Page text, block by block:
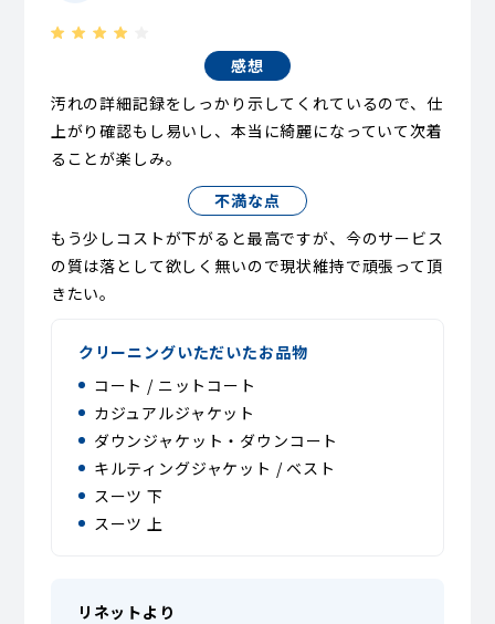
感想
汚れの詳細記録をしっかり示してくれているので、仕
上がり確認もし易いし、本当に綺麗になっていて次着
ることが楽しみ。
不満な点
もう少しコストが下がると最高ですが、今のサービス
の質は落として欲しく無いので現状維持で頑張って頂
きたい。
クリーニングいただいたお品物
コート / ニットコート
カジュアルジャケット
ダウンジャケット・ダウンコート
キルティングジャケット / ベスト
スーツ 下
スーツ 上
リネットより